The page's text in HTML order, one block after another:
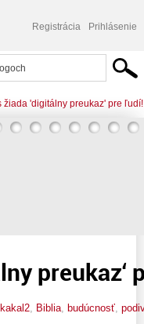
Registrácia Prihlásenie
žiada 'digitálny preukaz' pre ľudí!
preukaz‘
Biblia budúcnosť